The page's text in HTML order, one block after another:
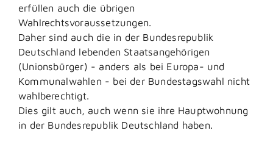
erfüllen auch die übrigen
Wahlrechtsvoraussetzungen.
Daher sind auch die in der Bundesrepublik
Deutschland lebenden Staatsangehörigen
(Unionsbürger) - anders als bei Europa- und
Kommunalwahlen - bei der Bundestagswahl nicht
wahlberechtigt.
Dies gilt auch, auch wenn sie ihre Hauptwohnung
in der Bundesrepublik Deutschland haben.